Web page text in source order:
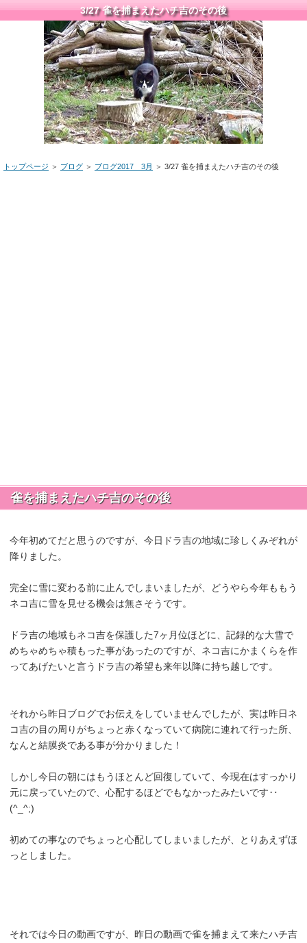
3/27 雀を捕まえたハチ吉のその後
トップページ ＞ ブログ ＞ ブログ2017 3月 ＞ 3/27 雀を捕まえたハチ吉のその後
雀を捕まえたハチ吉のその後
今年初めてだと思うのですが、今日ドラ吉の地域に珍しくみぞれが
降りました。
完全に雪に変わる前に止んでしまいましたが、どうやら今年ももう
ネコ吉に雪を見せる機会は無さそうです。
ドラ吉の地域もネコ吉を保護した7ヶ月位ほどに、記録的な大雪で
めちゃめちゃ積もった事があったのですが、ネコ吉にかまくらを作
ってあげたいと言うドラ吉の希望も来年以降に持ち越しです。
それから昨日ブログでお伝えをしていませんでしたが、実は昨日ネ
コ吉の目の周りがちょっと赤くなっていて病院に連れて行った所、
なんと結膜炎である事が分かりました！
しかし今日の朝にはもうほとんど回復していて、今現在はすっかり
元に戻っていたので、心配するほどでもなかったみたいです‥
(^_^;)
初めての事なのでちょっと心配してしまいましたが、とりあえずほ
っとしました。
それでは今日の動画ですが、昨日の動画で雀を捕まえて来たハチ吉